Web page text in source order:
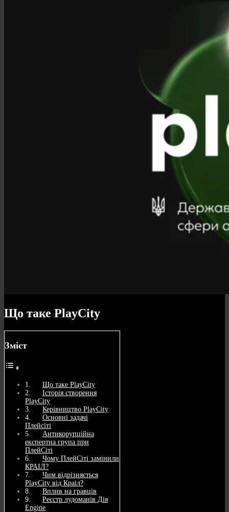
Що таке PlayCity
Зміст
Що таке PlayCity
Історія створення
PlayCity
Керівництво PlayCity
Основні задачі
Плейсіті
Антикорупційна
експертна група при
ПлейСіті
Чому ПлейСіті замінили
КРАІЛ?
Чим відрізняється
PlayCity від Краіл?
Вплив на гравців
Реєстр лудоманів Дія
Engine